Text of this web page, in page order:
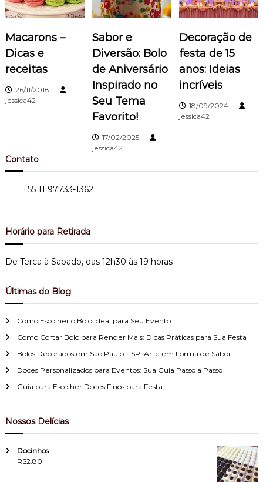
ç
ã
o
d
P
t
Macarons –
Dicas e
receitas
26/11/2018
jessica42
Sabor e
Diversão: Bolo
de Aniversário
Inspirado no
Seu Tema
Favorito!
17/02/2025
jessica42
Decoração de
festa de 15
anos: Ideias
incríveis
18/09/2024
jessica42
Contato
+55 11 97733-1362
Horário para Retirada
De Terca à Sabado, das 12h30 às 19 horas
Últimas do Blog
Como Escolher o Bolo Ideal para Seu Evento
Como Cortar Bolo para Render Mais: Dicas Práticas para Sua Festa
Bolos Decorados em São Paulo – SP: Arte em Forma de Sabor
Doces Personalizados para Eventos: Sua Guia Passo a Passo
Guia para Escolher Doces Finos para Festa
Nossos Delícias
Docinhos
R$2.80